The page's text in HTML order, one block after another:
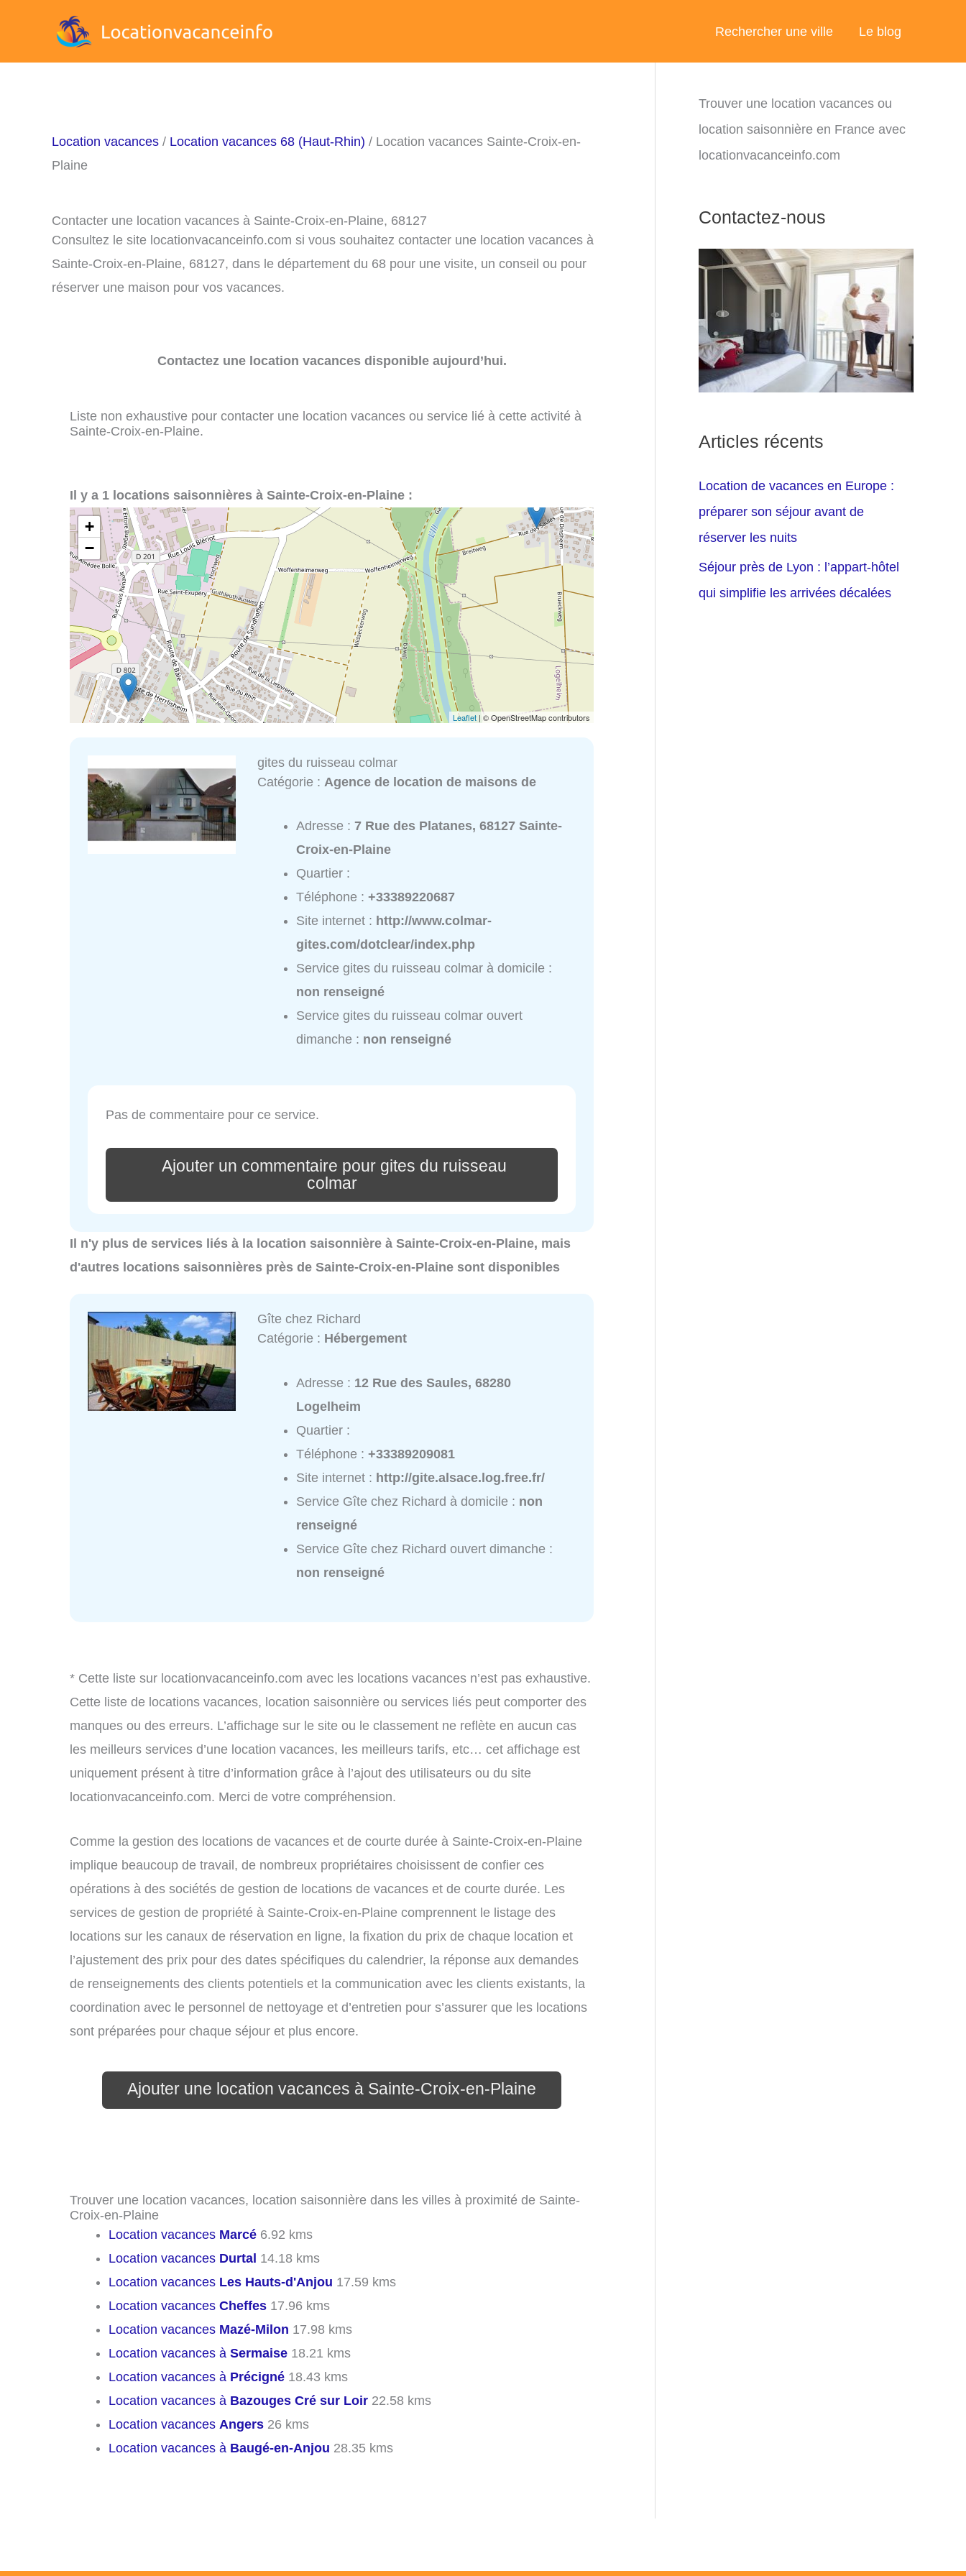
Rechercher une ville Le blog
Location vacances / Location vacances 68 (Haut-Rhin) / Location vacances Sainte-Croix-en-
Plaine
Contacter une location vacances à Sainte-Croix-en-Plaine, 68127
Consultez le site locationvacanceinfo.com si vous souhaitez contacter une location vacances à
Sainte-Croix-en-Plaine, 68127, dans le département du 68 pour une visite, un conseil ou pour
réserver une maison pour vos vacances.
Contactez une location vacances disponible aujourd’hui.
Liste non exhaustive pour contacter une location vacances ou service lié à cette activité à
Sainte-Croix-en-Plaine.
Il y a 1 locations saisonnières à Sainte-Croix-en-Plaine :
+
−
Leaflet | © OpenStreetMap contributors
gites du ruisseau colmar
Catégorie : Agence de location de maisons de
Adresse :7 Rue des Platanes, 68127 Sainte-
Croix-en-Plaine
Quartier :
Téléphone :+33389220687
Site internet : http://www.colmar-
gites.com/dotclear/index.php
Service gites du ruisseau colmar à domicile :
non renseigné
Service gites du ruisseau colmar ouvert
dimanche : non renseigné
Pas de commentaire pour ce service.
Ajouter un commentaire pour gites du ruisseau
colmar
Il n'y plus de services liés à la location saisonnière à Sainte-Croix-en-Plaine, mais
d'autres locations saisonnières près de Sainte-Croix-en-Plaine sont disponibles
Gîte chez Richard
Catégorie : Hébergement
Adresse : 12 Rue des Saules, 68280
Logelheim
Quartier :
Téléphone :+33389209081
Site internet : http://gite.alsace.log.free.fr/
Service Gîte chez Richard à domicile : non
renseigné
Service Gîte chez Richard ouvert dimanche :
non renseigné
* Cette liste sur locationvacanceinfo.com avec les locations vacances n’est pas exhaustive.
Cette liste de locations vacances, location saisonnière ou services liés peut comporter des
manques ou des erreurs. L’affichage sur le site ou le classement ne reflète en aucun cas
les meilleurs services d’une location vacances, les meilleurs tarifs, etc… cet affichage est
uniquement présent à titre d’information grâce à l’ajout des utilisateurs ou du site
locationvacanceinfo.com. Merci de votre compréhension.
Comme la gestion des locations de vacances et de courte durée à Sainte-Croix-en-Plaine
implique beaucoup de travail, de nombreux propriétaires choisissent de confier ces
opérations à des sociétés de gestion de locations de vacances et de courte durée. Les
services de gestion de propriété à Sainte-Croix-en-Plaine comprennent le listage des
locations sur les canaux de réservation en ligne, la fixation du prix de chaque location et
l’ajustement des prix pour des dates spécifiques du calendrier, la réponse aux demandes
de renseignements des clients potentiels et la communication avec les clients existants, la
coordination avec le personnel de nettoyage et d’entretien pour s’assurer que les locations
sont préparées pour chaque séjour et plus encore.
Ajouter une location vacances à Sainte-Croix-en-Plaine
Trouver une location vacances, location saisonnière dans les villes à proximité de Sainte-
Croix-en-Plaine
Location vacances Marcé 6.92 kms
Location vacances Durtal 14.18 kms
Location vacances Les Hauts-d'Anjou 17.59 kms
Location vacances Cheffes 17.96 kms
Location vacances Mazé-Milon 17.98 kms
Location vacances à Sermaise 18.21 kms
Location vacances à Précigné 18.43 kms
Location vacances à Bazouges Cré sur Loir 22.58 kms
Location vacances Angers 26 kms
Location vacances à Baugé-en-Anjou 28.35 kms
Trouver une location vacances ou
location saisonnière en France avec
locationvacanceinfo.com
Contactez-nous
Articles récents
Location de vacances en Europe :
préparer son séjour avant de
réserver les nuits
Séjour près de Lyon : l’appart-hôtel
qui simplifie les arrivées décalées